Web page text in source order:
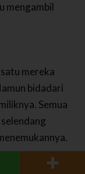
mengambil
mereka
bidadari
Semua
tersebut